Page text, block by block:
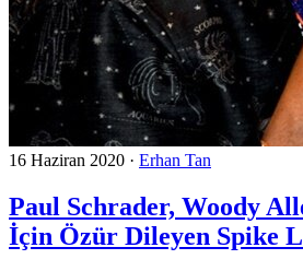
16 Haziran 2020 · Erhan Tan
Paul Schrader, Woody
İçin Özür Dileyen Spike